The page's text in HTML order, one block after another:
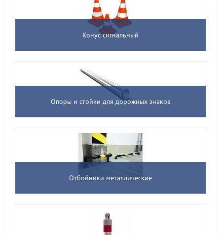
Конус сигнальный
Опоры и стойки для дорожных знаков
Отбойники металлические